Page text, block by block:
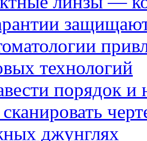
технологий
порядок и
джунглях